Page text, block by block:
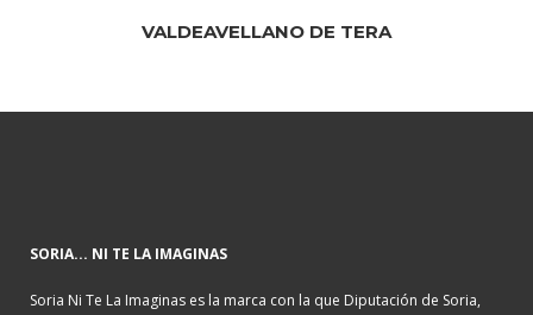
VALDEAVELLANO DE TERA
SORIA... NI TE LA IMAGINAS
Soria Ni Te La Imaginas es la marca con la que Diputación de Soria,